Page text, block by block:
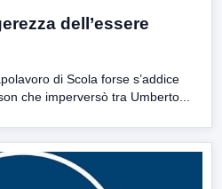
dell’essere
di Scola forse s’addice
che imperversò tra Umberto...